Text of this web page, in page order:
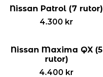
Nissan Patrol (7 rutor)
4.300 kr
Nissan Maxima QX (5
rutor)
4.400 kr